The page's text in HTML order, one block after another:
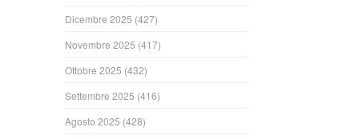
Dicembre 2025 (427)
Novembre 2025 (417)
Ottobre 2025 (432)
Settembre 2025 (416)
Agosto 2025 (428)